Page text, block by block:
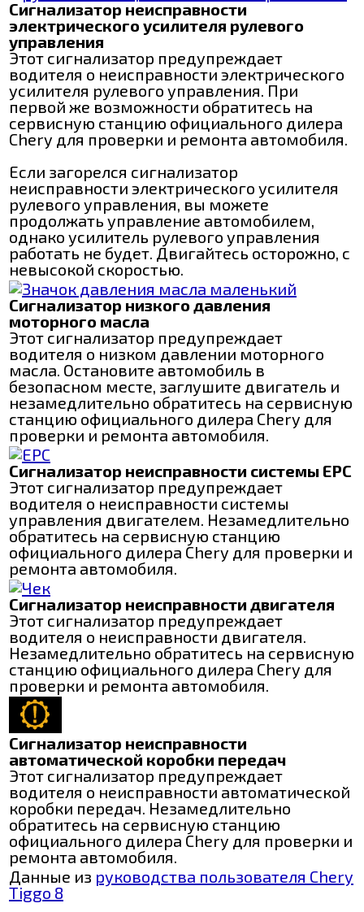
Сигнализатор неисправности
электрического усилителя рулевого
управления
Этот сигнализатор предупреждает
водителя о неисправности электрического
усилителя рулевого управления. При
первой же возможности обратитесь на
сервисную станцию официального дилера
Chery для проверки и ремонта автомобиля.
Если загорелся сигнализатор
неисправности электрического усилителя
рулевого управления, вы можете
продолжать управление автомобилем,
однако усилитель рулевого управления
работать не будет. Двигайтесь осторожно, с
невысокой скоростью.
Сигнализатор низкого давления
моторного масла
Этот сигнализатор предупреждает
водителя о низком давлении моторного
масла. Остановите автомобиль в
безопасном месте, заглушите двигатель и
незамедлительно обратитесь на сервисную
станцию официального дилера Chery для
проверки и ремонта автомобиля.
Сигнализатор неисправности системы EPC
Этот сигнализатор предупреждает
водителя о неисправности системы
управления двигателем. Незамедлительно
обратитесь на сервисную станцию
официального дилера Chery для проверки и
ремонта автомобиля.
Сигнализатор неисправности двигателя
Этот сигнализатор предупреждает
водителя о неисправности двигателя.
Незамедлительно обратитесь на сервисную
станцию официального дилера Chery для
проверки и ремонта автомобиля.
Сигнализатор неисправности
автоматической коробки передач
Этот сигнализатор предупреждает
водителя о неисправности автоматической
коробки передач. Незамедлительно
обратитесь на сервисную станцию
официального дилера Chery для проверки и
ремонта автомобиля.
Данные из руководства пользователя Chery
Tiggo 8